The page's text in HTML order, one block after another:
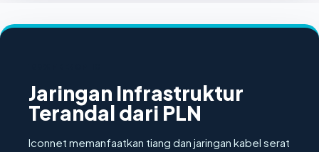
Jaringan Infrastruktur
Terandal dari PLN
Iconnet memanfaatkan tiang dan jaringan kabel serat